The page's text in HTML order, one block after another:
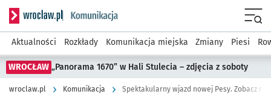
Serwis informacyjny wroclaw.pl podserwis: Komunikacja
Aktualności Rozkłady Komunikacja miejska Zmiany Piesi
WROCŁAW „Panorama 1670” w Hali Stulecia – zdjęcia z soboty
wroclaw.pl Komunikacja Spektakularny wjazd nowej Pesy. Zobacz